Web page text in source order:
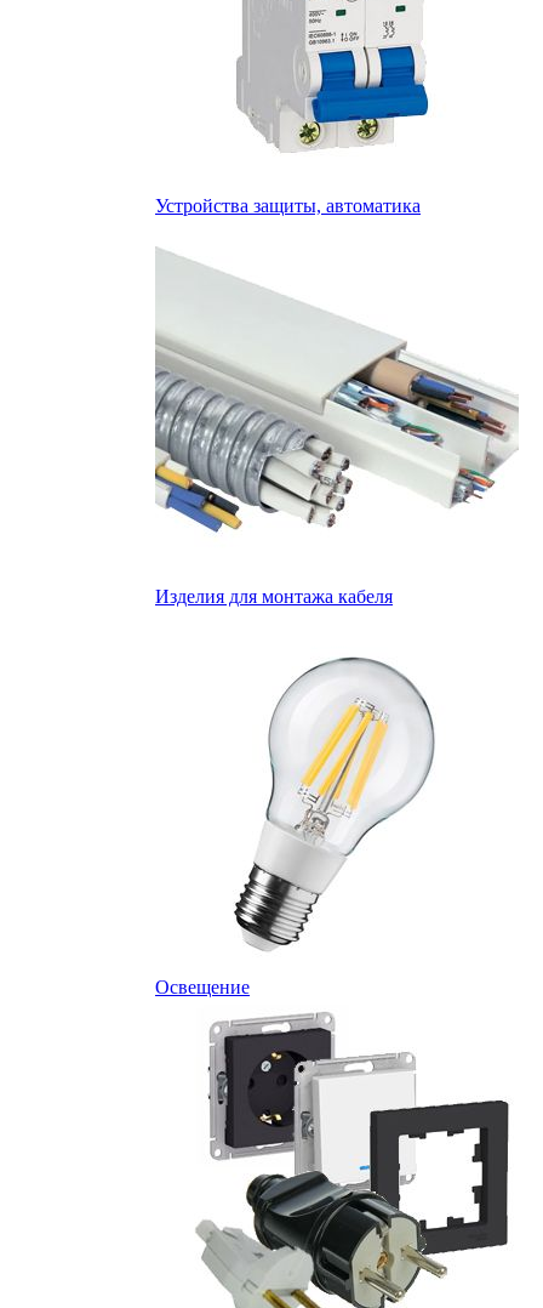
Устройства защиты, автоматика
Изделия для монтажа кабеля
Освещение